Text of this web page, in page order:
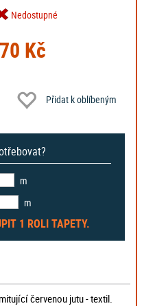
Nedostupné
Kč
Přidat k oblíbeným
m
m
1 ROLITAPETY.
červenou jutu - textil.